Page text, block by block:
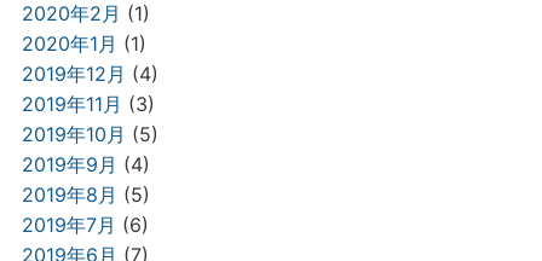
2020年2月 (1)
2020年1月 (1)
2019年12月 (4)
2019年11月 (3)
2019年10月 (5)
2019年9月 (4)
2019年8月 (5)
2019年7月 (6)
2019年6月 (7)